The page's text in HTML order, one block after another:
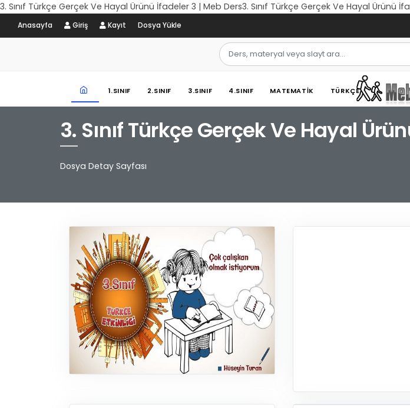
3. Sınıf Türkçe Gerçek Ve Hayal Ürünü İfadeler 3 | Meb Ders3. Sınıf Türkçe Gerçek Ve Hayal Ürünü
Anasayfa Giriş Kayıt Dosya Yükle
1.SINIF 2.SINIF 3.SINIF 4.SINIF MATEMATIK TÜRKÇE
3. Sınıf Türkçe Gerçek Ve Hayal
Dosya Detay Sayfası